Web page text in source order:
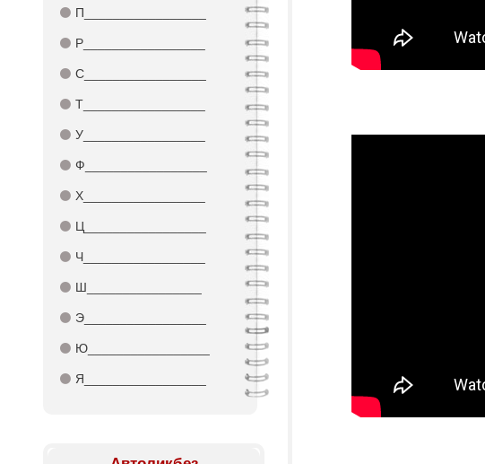
⚫ П_________________
⚫ Р_________________
⚫ С_________________
⚫ Т_________________
⚫ У_________________
⚫ Ф_________________
⚫ Х_________________
⚫ Ц_________________
⚫ Ч_________________
⚫ Ш________________
⚫ Э_________________
⚫ Ю_________________
⚫ Я_________________